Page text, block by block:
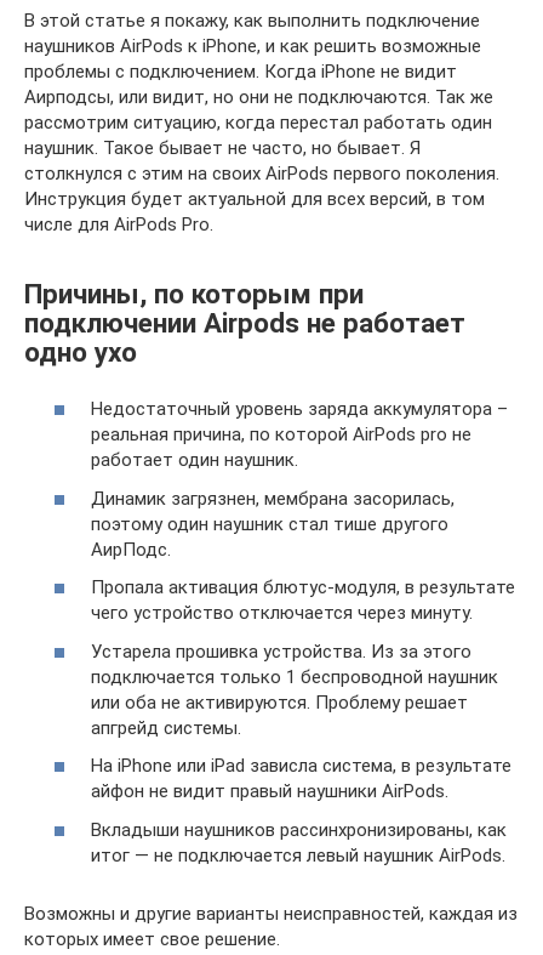
В этой статье я покажу, как выполнить подключение
наушников AirPods к iPhone, и как решить возможные
проблемы с подключением. Когда iPhone не видит
Аирподсы, или видит, но они не подключаются. Так же
рассмотрим ситуацию, когда перестал работать один
наушник. Такое бывает не часто, но бывает. Я
столкнулся с этим на своих AirPods первого поколения.
Инструкция будет актуальной для всех версий, в том
числе для AirPods Pro.
Причины, по которым при
подключении Airpods не работает
одно ухо
Недостаточный уровень заряда аккумулятора –
реальная причина, по которой AirPods pro не
работает один наушник.
Динамик загрязнен, мембрана засорилась,
поэтому один наушник стал тише другого
АирПодс.
Пропала активация блютус-модуля, в результате
чего устройство отключается через минуту.
Устарела прошивка устройства. Из за этого
подключается только 1 беспроводной наушник
или оба не активируются. Проблему решает
апгрейд системы.
На iPhone или iPad зависла система, в результате
айфон не видит правый наушники AirPods.
Вкладыши наушников рассинхронизированы, как
итог — не подключается левый наушник AirPods.
Возможны и другие варианты неисправностей, каждая из
которых имеет свое решение.